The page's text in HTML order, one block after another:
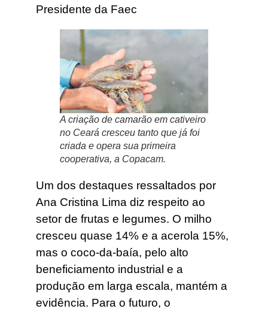
Presidente da Faec
A criação de camarão em cativeiro
no Ceará cresceu tanto que já foi
criada e opera sua primeira
cooperativa, a Copacam.
Um dos destaques ressaltados por
Ana Cristina Lima diz respeito ao
setor de frutas e legumes. O milho
cresceu quase 14% e a acerola 15%,
mas o coco-da-baía, pelo alto
beneficiamento industrial e a
produção em larga escala, mantém a
evidência. Para o futuro, o